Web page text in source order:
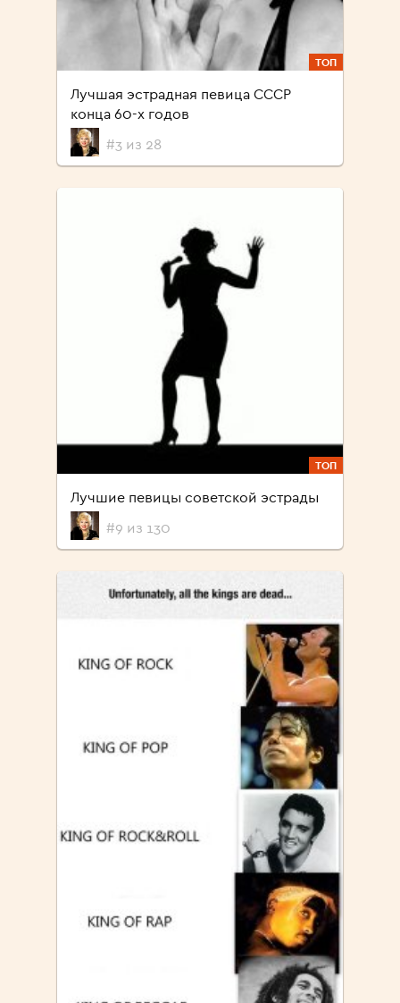
ТОП
Лучшая эстрадная певица СССР
конца 60-х годов
#3 из 28
ТОП
Лучшие певицы советской эстрады
#9 из 130